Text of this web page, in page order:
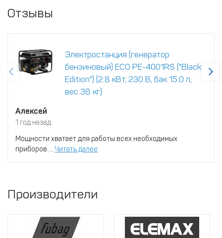
Отзывы
Электростанция (генератор
бензиновый) ECO PE-4001RS ("Black
Edition") (2.8 кВт, 230 В, бак 15.0 л,
вес 38 кг)
Алексей
1 год назад
Мощности хватает для работы всех необходимых
приборов.... Читать далее
Производители